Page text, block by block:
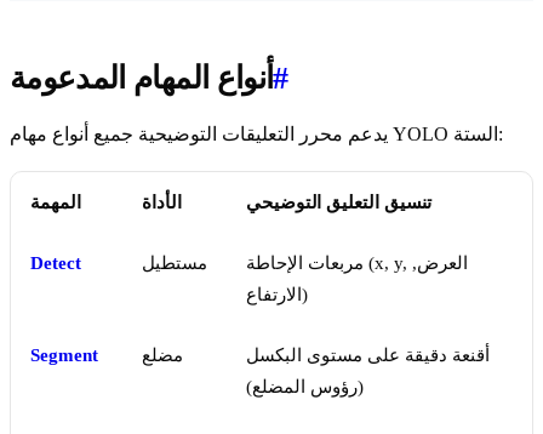
أنواع المهام المدعومة#
يدعم محرر التعليقات التوضيحية جميع أنواع مهام YOLO الستة:
المهمة الأداة تنسيق التعليق التوضيحي
Detect مستطيل
مربعات الإحاطة (x, y, العرض,
الارتفاع)
Segment مضلع
أقنعة دقيقة على مستوى البكسل
(رؤوس المضلع)